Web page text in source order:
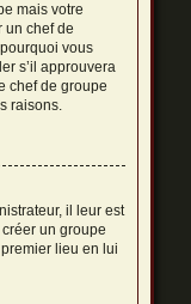
mais votre
un chef de
vous
s’il approuvera
chef de groupe
raisons.
il leur est
un groupe
lieu en lui